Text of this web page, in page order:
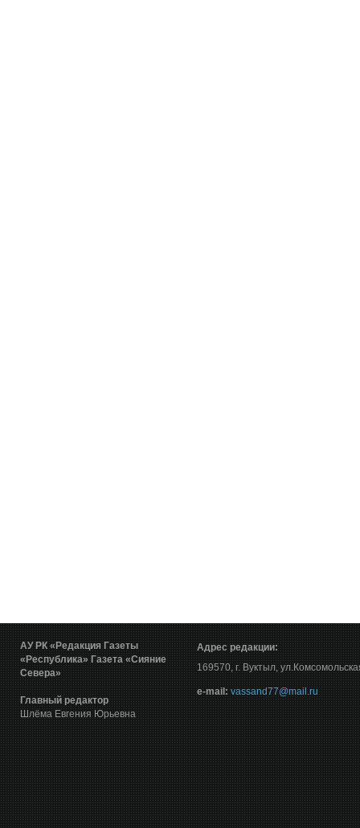
АУ РК «Редакция Газеты
«Республика» Газета «Сияние
Севера»
Главный редактор
Шлёма Евгения Юрьевна
Адрес редакции:
169570, г. Вуктыл,
е-mail: vassand77@mail.ru